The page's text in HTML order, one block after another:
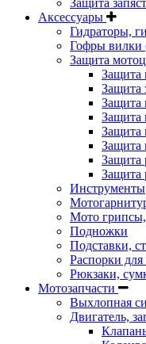
Аксессуары
Гидраторы,
Гофры вилки
Защита
Защита
Защита
Защита
Защита
Защита
Защита
Защита
Защита
Инструменты
Мото грипсы,
Подножки
Подставки,
Распорки
Рюкзаки,
Мотозапчасти
Выхлопная
Двигатель,